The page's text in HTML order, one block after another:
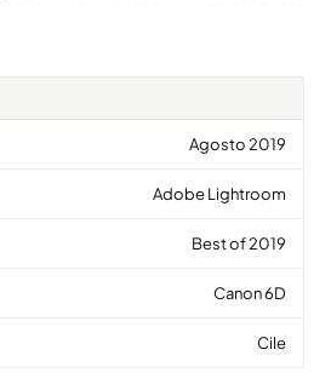
Agosto 2019
Adobe Lightroom
Best of 2019
Canon 6D
Cile